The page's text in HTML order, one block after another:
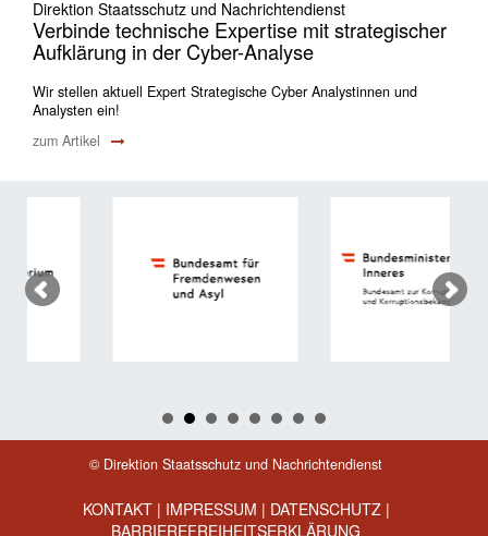
Direktion Staatsschutz und Nachrichtendienst
Verbinde technische Expertise mit strategischer
Aufklärung in der Cyber-Analyse
Wir stellen aktuell Expert Strategische Cyber Analystinnen und
Analysten ein!
zum Artikel
© Direktion Staatsschutz und Nachrichtendienst
KONTAKT| IMPRESSUM | DATENSCHUTZ|
BARRIEREFREIHEITSERKLÄRUNG